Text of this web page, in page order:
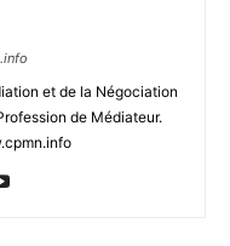
et de la Négociation
de Médiateur.